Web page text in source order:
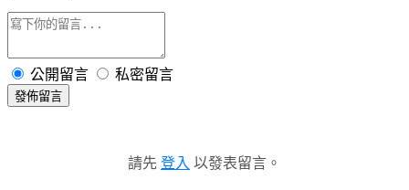
公開留言 私密留言
發佈留言
請先 登入 以發表留言。